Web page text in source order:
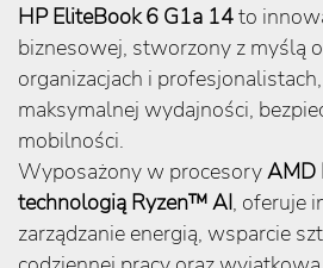
HP EliteBook 6 G1a 14to
biznesowej, stworzony z myślą
organizacjach i
maksymalnej wydajności,
mobilności.
Wyposażony w procesoryAMD
technologią Ryzen™ AI, oferuje
zarządzanie energią, wsparcie